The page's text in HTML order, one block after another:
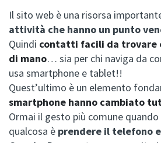
Il sito web è una risorsa
attività che hanno un punto
Quindi contatti facili da trovare
di mano… sia per chi naviga da
usa smartphone e tablet!!
Quest’ultimo è un elemento
smartphone hanno cambiato
Ormai il gesto più comune
qualcosa è prendere il telefono